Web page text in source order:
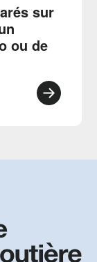
sur
ou de